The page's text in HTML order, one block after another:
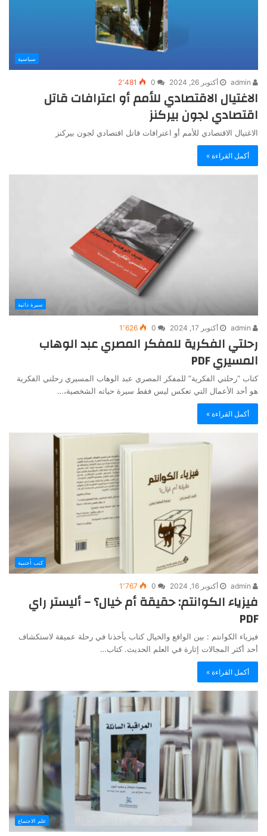
سياسية
أكتوبر 26, 2024 0 2٬481
الاغتيال الاقتصادي للأمم أو اعترافات قاتل
اقتصادي لجون بيركنز
الاغتيال الاقتصادي للأمم أو اعترافات قاتل اقتصادي لجون بيركنز
أكمل القراءة »
سيرة ذاتية
أكتوبر 17, 2024 0 1٬626
رحلتي الفكرية للمفكر المصري عبد الوهاب
المسيري PDF
كتاب “رحلتي الفكرية” للمفكر المصري عبد الوهاب المسيري رحلتي الفكرية
هو أحد الأعمال التي تعكس ليس فقط سيرة حياته الشخصية،…
أكمل القراءة »
كتب أجنبية
أكتوبر 16, 2024 0 1٬767
فيزياء الكوانتم: حقيقة أم خيال؟ – أليستر راي
PDF
فيزياء الكوانتم : بين الواقع والخيال كتاب يأخذنا في رحلة عميقة لاستكشاف
أحد أكثر المجالات إثارة في العلم الحديث. كتاب…
أكمل القراءة »
علم الاجتماع